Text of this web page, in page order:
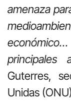
amenaza
principales
Guterres,
Unidas